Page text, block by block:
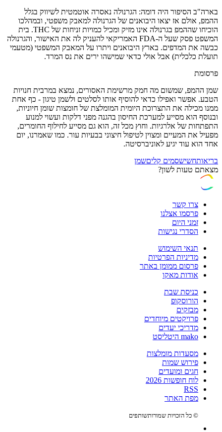
בארה"ב הסיפור היה דומה: הגרנולה נאסרה אוטמטית לשיווק בגלל
ההמפ, אולם אז יצאו היבואנים של הגרנולה למאבק משפטי, ובמהלכו
הוכיחו שההמפ בגרנולה אינו מזיק ומכיל כמויות זניחות של THC. בית
המשפט פסק שעל ה-FDA האמריקאי להעניק לה את האישור, והגרנולה
כבשה את המדפים. בארץ היבואנים ויתרו על המאבק המשפטי (מטעמי
תועלת כלכלית) אבל אולי כדאי שמישהו ירים את נס המרד.
פרסומת
שמן ההמפ, שמשום מה חמק מרשימת האסורים, נמצא במרבית חנויות
הטבע. אפשר ואפילו כדאי להוסיף אותו לסלטים ולשמן טיגון - כף אחת
ממנו מכילה את התצרוכת היומית המומלצת של חומצות שומן חיוניות,
ובנוסף הוא מסייע למערכת החיסון בהגנה מפני דלקות ועשוי למנוע
התפתחות של אלרגיות. וחוץ מכל זה, הוא גם מסייע לחילוף החומרים,
מפעיל את המעיים ומצוין לטיפול חיצוני בבעיות עור. כמו שאמרנו, יום
אחד הוא עוד יגיע לאוניברסיטה.
בריאותחשישסמים קליםשמן
מצאתם טעות לשון?
צרו קשר
פרסמו אצלנו
זמני היום
הסדרי נגישות
תנאי השימוש
מדיניות הפרטיות
פרסום ממומן באתר
אודות מאקו
כניסת שבת
הורוסקופ
מבזקים
פרויקטים מיוחדים
מדריכי יעדים
mako היטליסט
מסעדות מומלצות
פירוש שמות
חגים ומועדים
לוח חופשות 2026
RSS
מפת האתר
© כל הזכויות שמורותשותפים